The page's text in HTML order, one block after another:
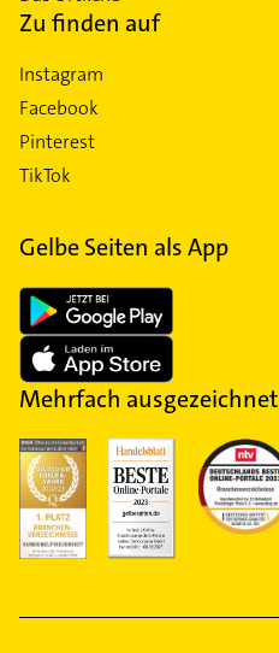
Zu finden auf
Instagram
Facebook
Pinterest
TikTok
Gelbe Seiten als App
Mehrfach ausgezeichnet